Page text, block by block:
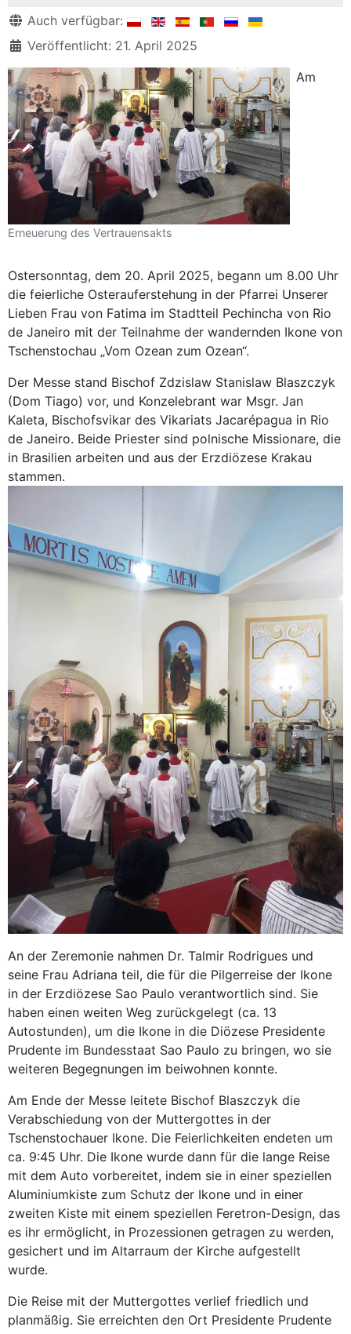
DetailsAuch verfügbar:
Veröffentlicht: 21. April 2025
Erneuerung des Vertrauensakts
Am
Ostersonntag, dem 20. April 2025, begann um 8.00 Uhr
die feierliche Osterauferstehung in der Pfarrei Unserer
Lieben Frau von Fatima im Stadtteil Pechincha von Rio
de Janeiro mit der Teilnahme der wandernden Ikone von
Tschenstochau „Vom Ozean zum Ozean“.
Der Messe stand Bischof Zdzislaw Stanislaw Blaszczyk
(Dom Tiago) vor, und Konzelebrant war Msgr. Jan
Kaleta, Bischofsvikar des Vikariats Jacarépagua in Rio
de Janeiro. Beide Priester sind polnische Missionare, die
in Brasilien arbeiten und aus der Erzdiözese Krakau
stammen.
An der Zeremonie nahmen Dr. Talmir Rodrigues und
seine Frau Adriana teil, die für die Pilgerreise der Ikone
in der Erzdiözese Sao Paulo verantwortlich sind. Sie
haben einen weiten Weg zurückgelegt (ca. 13
Autostunden), um die Ikone in die Diözese Presidente
Prudente im Bundesstaat Sao Paulo zu bringen, wo sie
weiteren Begegnungen im beiwohnen konnte.
Am Ende der Messe leitete Bischof Blaszczyk die
Verabschiedung von der Muttergottes in der
Tschenstochauer Ikone. Die Feierlichkeiten endeten um
ca. 9:45 Uhr. Die Ikone wurde dann für die lange Reise
mit dem Auto vorbereitet, indem sie in einer speziellen
Aluminiumkiste zum Schutz der Ikone und in einer
zweiten Kiste mit einem speziellen Feretron-Design, das
es ihr ermöglicht, in Prozessionen getragen zu werden,
gesichert und im Altarraum der Kirche aufgestellt
wurde.
Die Reise mit der Muttergottes verlief friedlich und
planmäßig. Sie erreichten den Ort Presidente Prudente